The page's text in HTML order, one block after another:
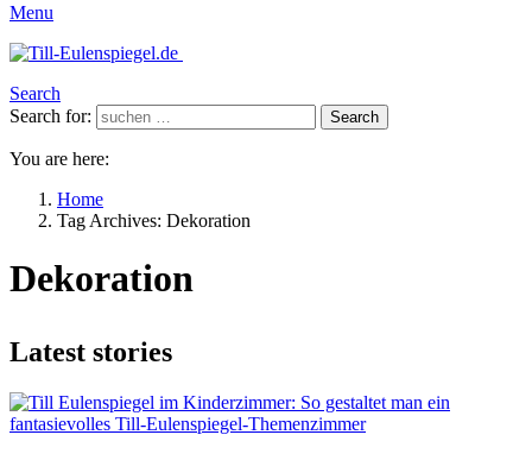
Menu
Search
Search for:
Search
You are here:
Home
Tag Archives: Dekoration
Dekoration
Latest stories